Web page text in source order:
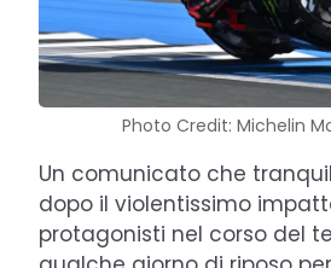
Photo Credit: Michelin
Un comunicato che
dopo il violentissimo
protagonisti nel corso del